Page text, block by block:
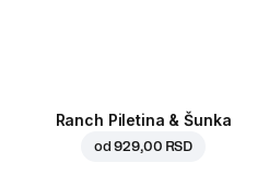
Ranch Piletina & Šunka
od929,00 RSD